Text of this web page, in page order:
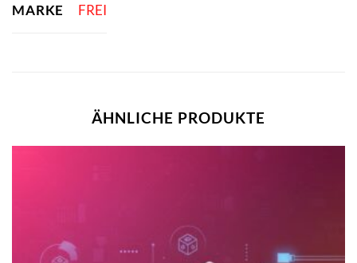
MARKE FREI
ÄHNLICHE PRODUKTE